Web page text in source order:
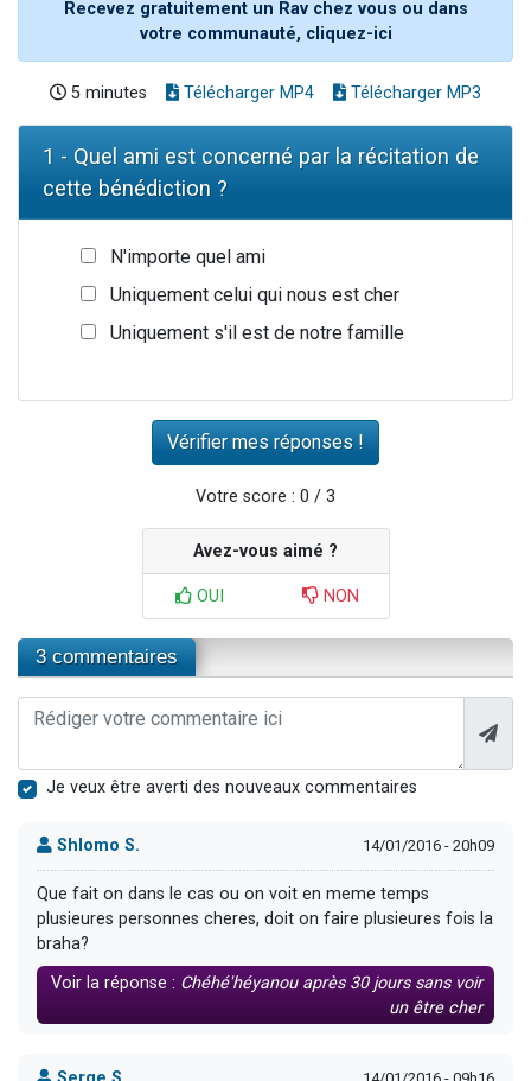
Recevez gratuitement un Rav chez vous ou dans
votre communauté, cliquez-ici
5 minutes Télécharger MP4 Télécharger MP3
1 - Quel ami est concerné par la récitation de
cette bénédiction ?
N'importe quel ami
Uniquement celui qui nous est cher
Uniquement s'il est de notre famille
Votre score : 0 / 3
Avez-vous aimé ?
OUI NON
3 commentaires
Je veux être averti des nouveaux commentaires
Shlomo S. 14/01/2016 - 20h09
Que fait on dans le cas ou on voit en meme temps
plusieures personnes cheres, doit on faire plusieures fois la
braha?
Voir la réponse : Chéhé'héyanou après 30 jours sans voir
un être cher